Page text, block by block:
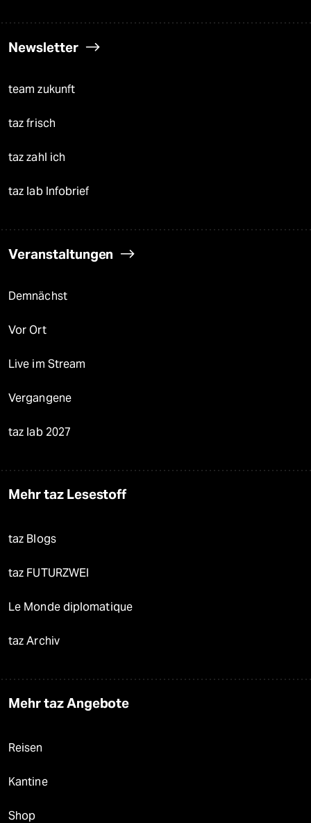
Newsletter
team zukunft
taz frisch
taz zahl ich
taz lab Infobrief
Veranstaltungen
Demnächst
Vor Ort
Live im Stream
Vergangene
taz lab 2027
Mehr taz Lesestoff
taz Blogs
taz FUTURZWEI
Le Monde diplomatique
taz Archiv
Mehr taz Angebote
Reisen
Kantine
Shop